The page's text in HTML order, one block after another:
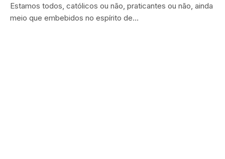
Estamos todos, católicos ou não, praticantes ou não, ainda
meio que embebidos no espírito de…